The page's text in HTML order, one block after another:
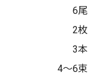
6尾
2枚
3本
4〜6束